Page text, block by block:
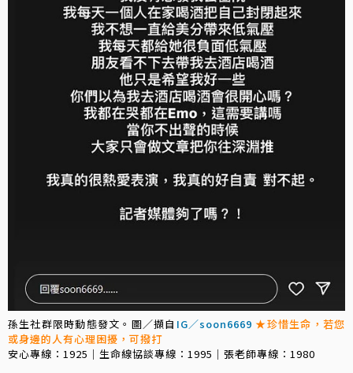
孫生社群限時動態發文。圖／擷自 IG／soon6669 ★珍惜生命，若您
或身邊的人有心理困擾，可撥打
安心專線：1925｜生命線協談專線：1995｜張老師專線：1980